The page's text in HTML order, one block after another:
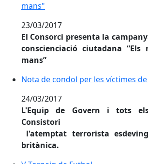
mans"
23/03/2017
El Consorci presenta la
conscienciació ciutadana
mans”
Nota de condol per les víctimes
Nota de condol per les víctimes
24/03/2017
L'Equip de Govern i tots
Consistori
l'atemptat terrorista
britànica.